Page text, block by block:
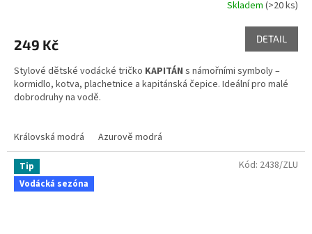
Skladem (>20 ks)
249 Kč DETAIL
Stylové dětské vodácké tričko KAPITÁN s námořními symboly –
kormidlo, kotva, plachetnice a kapitánská čepice. Ideální pro malé
dobrodruhy na vodě.
Královská modrá
Azurově modrá
Tip
Vodácká sezóna
Kód: 2438/ZLU